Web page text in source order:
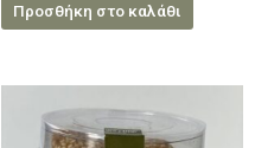
Προσθήκη στο καλάθι